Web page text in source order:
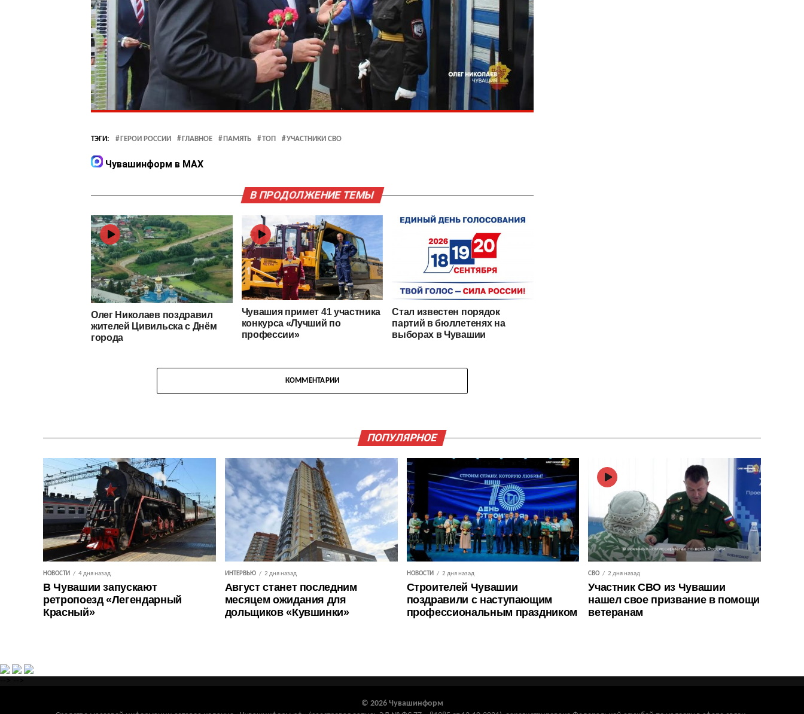
ТЭГИ: ГЕРОИ РОССИИ ГЛАВНОЕ ПАМЯТЬ ТОП УЧАСТНИКИ СВО
Чувашинформ в MAX
В ПРОДОЛЖЕНИЕ ТЕМЫ
Олег Николаев поздравил
жителей Цивильска с Днём
города
Чувашия примет 41 участника
конкурса «Лучший по
профессии»
Стал известен порядок
партий в бюллетенях на
выборах в Чувашии
КОММЕНТАРИИ
ПОПУЛЯРНОЕ
НОВОСТИ 4 дня назад
В Чувашии запускают
ретропоезд «Легендарный
Красный»
ИНТЕРВЬЮ 2 дня назад
Август станет последним
месяцем ожидания для
дольщиков «Кувшинки»
НОВОСТИ 2 дня назад
Строителей Чувашии
поздравили с наступающим
профессиональным праздником
СВО 2 дня назад
Участник СВО из Чувашии
нашел свое призвание в помощи
ветеранам
© 2026 Чувашинформ